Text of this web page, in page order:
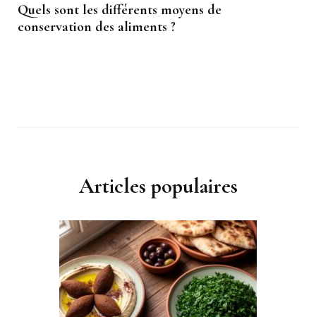
Quels sont les différents moyens de
conservation des aliments ?
Articles populaires